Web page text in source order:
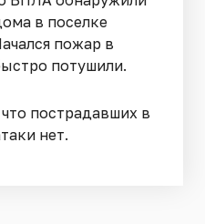
в поселке
пожар в
потушили.
пострадавших в
нет.